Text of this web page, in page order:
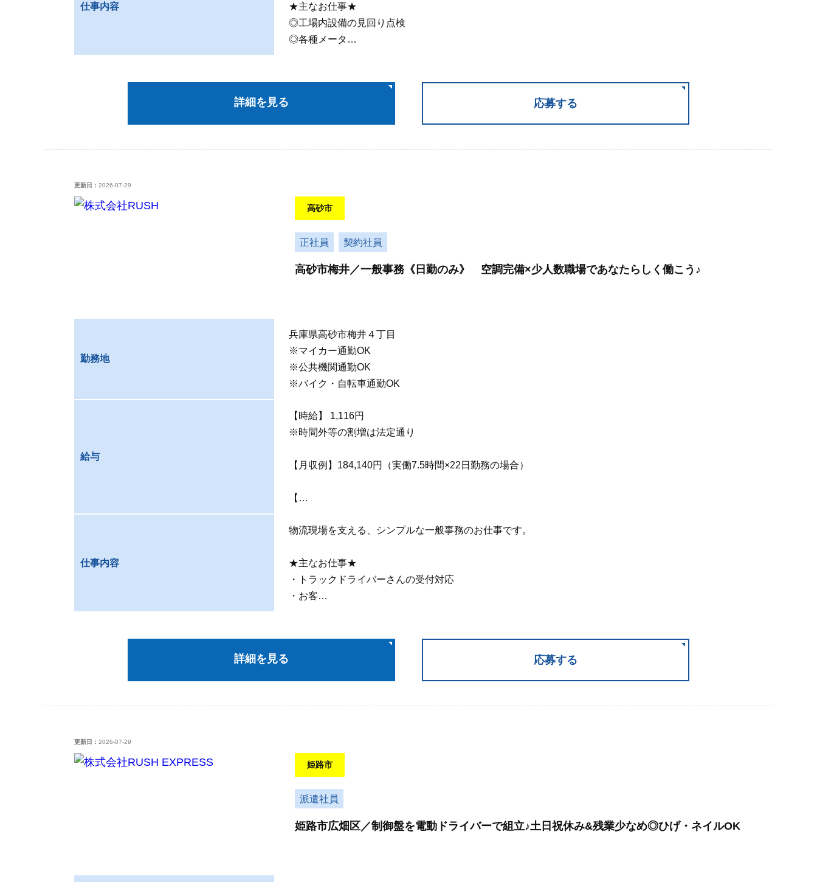
仕事内容
★主なお仕事★
◎工場内設備の見回り点検
◎各種メータ…
詳細を見る 応募する
更新日： 2026-07-29
高砂市
正社員 契約社員
高砂市梅井／一般事務《日勤のみ》 空調完備×少人数職場であなたらしく働こう♪
勤務地
兵庫県高砂市梅井４丁目
※マイカー通勤OK
※公共機関通勤OK
※バイク・自転車通勤OK
給与
【時給】 1,116円
※時間外等の割増は法定通り
【月収例】184,140円（実働7.5時間×22日勤務の場合）
【…
仕事内容
物流現場を支える、シンプルな一般事務のお仕事です。
★主なお仕事★
・トラックドライバーさんの受付対応
・お客…
詳細を見る 応募する
更新日： 2026-07-29
姫路市
派遣社員
姫路市広畑区／制御盤を電動ドライバーで組立♪土日祝休み&残業少なめ◎ひげ・ネイルOK